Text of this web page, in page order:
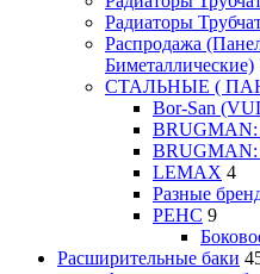
Радиаторы
Распродажа
Биметаллические)
СТАЛЬНЫЕ (
Bor-San
BRUGMAN:
BRUGMAN:
LEMAX 4
Разные
РЕНС 9
Расширительные баки